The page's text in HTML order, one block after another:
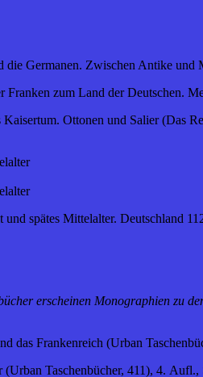
Germanen. Zwischen Antike und
Franken zum Land der Deutschen.
Ottonen und Salier (Das
spätes Mittelalter. Deutschland
erscheinen Monographien zu
das Frankenreich (Urban
Taschenbücher, 411), 4. Aufl.,